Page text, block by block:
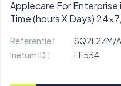
Applecare For Enterprise
Time (hours X Days)
Referentie :
SQ2L2ZM/A
Inetum ID :
EF534